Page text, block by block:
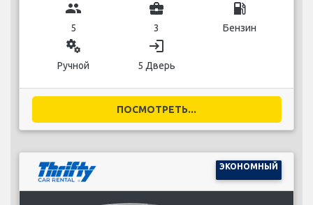
group
5
business_center
3
local_gas_station
Бензин
miscellaneous_services
Ручной
login
5 Дверь
ПОСМОТРЕТЬ...
ЭКОНОМНЫЙ